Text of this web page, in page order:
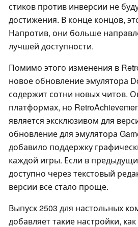
стиков против инверсии не
достижения. В конце концов,
Напротив, они больше
лучшей доступности.
Помимо этого изменения в
новое обновление эмулятора
содержит сотни новых читов.
платформах, но
является эксклюзивом для
обновление для эмулятора
добавило поддержку
каждой игры. Если в
доступно через текстовый
версии все стало проще.
Выпуск 2503 для настольных
добавляет такие настройки,